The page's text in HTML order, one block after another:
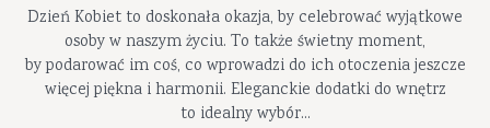
Dzień Kobiet to doskonała okazja, by celebrować wyjątkowe
osoby w naszym życiu. To także świetny moment,
by podarować im coś, co wprowadzi do ich otoczenia jeszcze
więcej piękna i harmonii. Eleganckie dodatki do wnętrz
to idealny wybór...